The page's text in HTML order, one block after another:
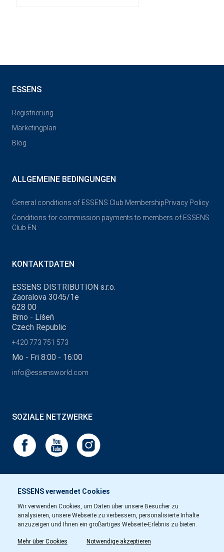
ESSENS verwendet Cookies
Wir verwenden Cookies, um Daten über unsere Besucher zu
analysieren, unsere Webseite zu verbessern, personalisierte Inhalte
anzuzeigen und Ihnen ein großartiges Webseite-Erlebnis zu bieten.
Mehr über Cookies Notwendige akzeptieren
ESSENS
Registrierung
Marketingplan
Blog
ALLGEMEINE BEDINGUNGEN
General conditions of ESSENS Club MembershipPrivacy Policy
Conditions for commission payments to members of ESSENS
Club EN
KONTAKTDATEN
ESSENS DISTRIBUTION s.r.o.
Zaoralova 3045/1e
628 00
Brno - Líšeň
Czech Republic
+420 773 751 573
Mo - Fri 8:00 - 16:00
info@essensworld.com
SOZIALE NETZWERKE